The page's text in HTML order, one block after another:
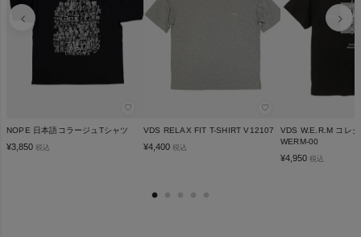
♡
NOPE 日本語コラージュTシャツ
¥3,850 税込
♡
VDS RELAX FIT T-SHIRT V12107
¥4,400 税込
VDS W.E.R.M コレ
WERM-00
¥4,950 税込